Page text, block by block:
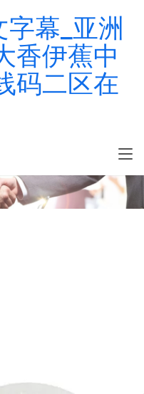
幕_亚洲
香伊蕉中
码二区在